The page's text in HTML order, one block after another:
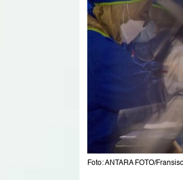
Foto: ANTARA FOTO/